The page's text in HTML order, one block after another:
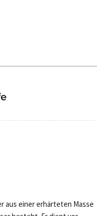
aus einer erhärteten Masse